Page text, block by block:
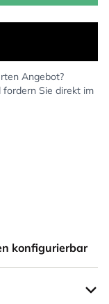
Angebot?
Sie direkt im
konfigurierbar